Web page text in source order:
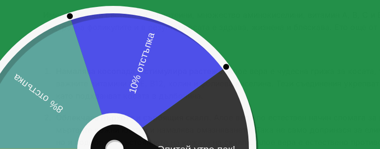
Именно заради състава си – протеини, множество аминокиселини, витамин А, В, С и
подхранва фоликулите и в резултат косата е здрава, жизнена и бляскава. Ето още от
Намалява косопада и стимулира растежа.Алое вера е чудесна грижа за косата,
важните витамини C, E, B12, холин и фолиева киселина. Тези съединения
като подхранват косата в дълбочина.
Облекчава пърхота и сърбящия скалп.
Алое вера по естествен начин спомага за
мъртвите кожни клетки и намалява омазняването. Така не само допринася за
но и подобрява състоянието на кожата на скалпа. Алое вера е естествено